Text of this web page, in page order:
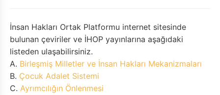
İnsan Hakları Ortak Platformu internet sitesinde
bulunan çeviriler ve İHOP yayınlarına aşağıdaki
listeden ulaşabilirsiniz.
A. Birleşmiş Milletler ve İnsan Hakları Mekanizmaları
B. Çocuk Adalet Sistemi
C. Ayrımcılığın Önlenmesi